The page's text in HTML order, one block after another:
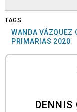
TAGS
WANDA VÁZQUEZ
PRIMARIAS 2020
DENNIS